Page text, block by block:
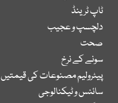
ٹاپ ٹرینڈ
دلچسپ و عجیب
صحت
سونے کے نرخ
پیٹرولیم مصنوعات کی قیمتیں
سائنس و ٹیکنالوجی